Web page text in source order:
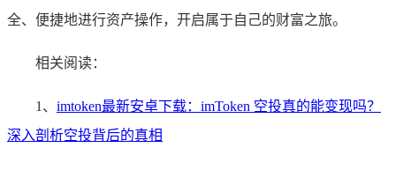
全、便捷地进行资产操作，开启属于自己的财富之旅。
相关阅读：
1、 imtoken最新安卓下载：imToken 空投真的能变现吗？
深入剖析空投背后的真相